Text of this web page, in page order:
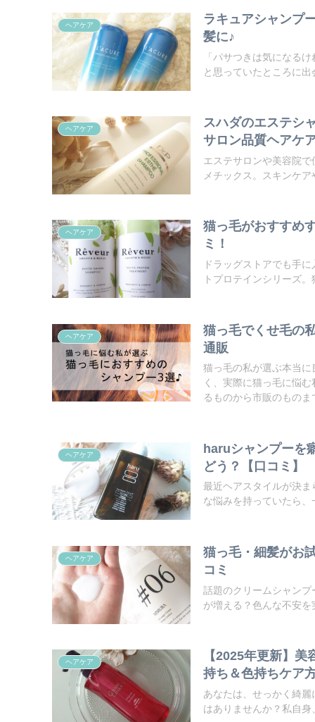
ヘアケア
ラキュアシャンプ
髪に♪
「パサつきは気になる
と思っていたところに
ヘアケア
スハダのエステシ
サロン品質ヘアケ
エステサロンや美容院
メチックス。スキンケ
ヘアケア
猫っ毛がおすすめ
ミ！
ドラッグストアでも手
トプロテインシリーズ
ヘアケア
猫っ毛でくせ毛の
通販
猫っ毛の私が選ぶ本当
く、実際に猫っ毛に悩
るものから市販のものま
ヘアケア
haruシャンプーを
どう？【口コミ】
最近ヘアスタイルが決
な悩みを持っていたら
ヘアケア
猫っ毛・細髪がお
コミ
話題のクリームシャン
が増える？色んな不安
ヘアケア
【2025年更新】
持ち＆色持ちケア
あなたは、せっかく綺
はありませんか？私自